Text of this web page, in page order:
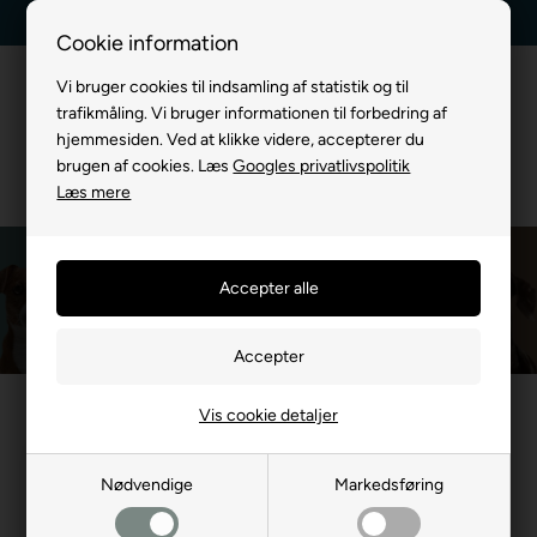
Cookie information
Vi bruger cookies til indsamling af statistik og til
trafikmåling. Vi bruger informationen til forbedring af
hjemmesiden. Ved at klikke videre, accepterer du
brugen af cookies. LæsGoogles privatlivspolitik
Læs mere
Nødvendige Markedsføring
Vis cookie detaljer
Pet Rebellion
Du er her:MÆRKEVARE/Pet Rebellion